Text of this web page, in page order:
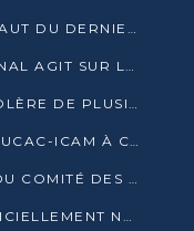
PLUS DE 149 000 ÉLÈVES À L’ASSAUT DU DERNIER CEPE
ENVIRONNEMENT: CONGO TERMINAL AGIT SUR LE TERRAIN ET FORME LES PLUS JEUNES
« LIBÉREZ NOS ENFANTS » : LA COLÈRE DE PLUSIEURS MÈRES À BRAZZAVILLE CONTRE LA DGSP
IMMERSION DES ÉTUDIANTS DE L’UCAC-ICAM À CONGO TERMINAL
LAMYR NGUELE ÉLU PRÉSIDENT DU COMITÉ DES MEMBRES D’HONNEUR DU PCT
FOOTBALL : CLAUDE LE ROY OFFICIELLEMENT NOMMÉ SÉLECTIONNEUR DU CONGO